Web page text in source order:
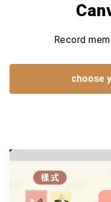
Record
choose